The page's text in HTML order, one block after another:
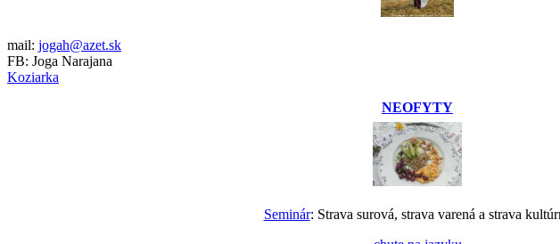
mail: jogah@azet.sk
FB: Joga Narajana
Koziarka
NEOFYTY
Seminár: Strava surová, strava varená a strava